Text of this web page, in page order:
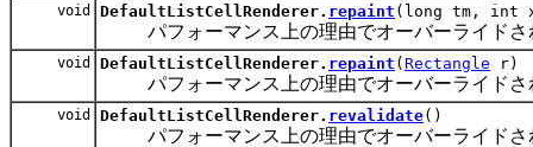
void DefaultListCellRenderer. repaint (long tm, int
パフォーマンス上の理由でオーバーライドさ
void DefaultListCellRenderer. repaint ( Rectangle r)
パフォーマンス上の理由でオーバーライドさ
void DefaultListCellRenderer. revalidate()
パフォーマンス上の理由でオーバーライドさ